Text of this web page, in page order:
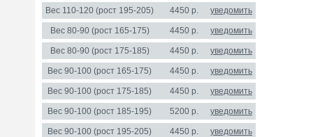
Вес 110-120 (рост 195-205) 4450 р. уведомить
Вес 80-90 (рост 165-175) 4450 р. уведомить
Вес 80-90 (рост 175-185) 4450 р. уведомить
Вес 90-100 (рост 165-175) 4450 р. уведомить
Вес 90-100 (рост 175-185) 4450 р. уведомить
Вес 90-100 (рост 185-195) 5200 р. уведомить
Вес 90-100 (рост 195-205) 4450 р.
уведомить